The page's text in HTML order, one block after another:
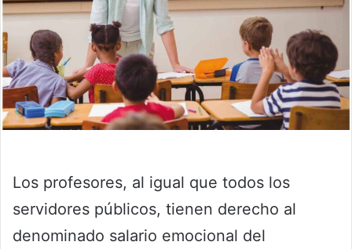
Los profesores, al igual que todos los
servidores públicos, tienen derecho al
denominado salario emocional del